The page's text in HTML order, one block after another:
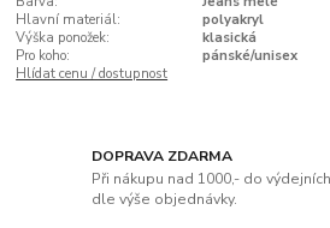
Hlavní materiál:
polyakryl
Výška ponožek:
klasická
Pro koho:
pánské/unisex
Hlídat cenu / dostupnost
DOPRAVA ZDARMA
Při nákupu nad 1000,- do
dle výše objednávky.